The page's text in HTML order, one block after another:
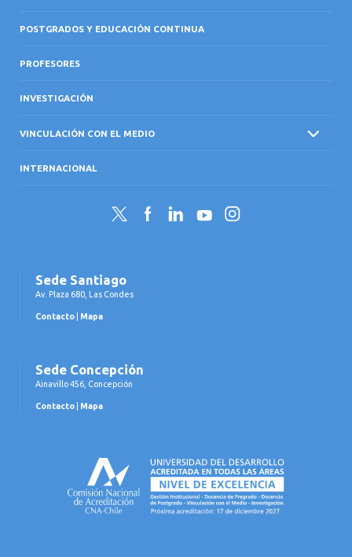
POSTGRADOS Y EDUCACIÓN CONTINUA
PROFESORES
INVESTIGACIÓN
VINCULACIÓN CON EL MEDIO
INTERNACIONAL
Twitter FacebookLinkedInYouTubeInstagram
Sede Santiago
Av. Plaza 680, Las Condes
Contacto Mapa
Sede Concepción
Ainavillo 456, Concepción
Contacto Mapa